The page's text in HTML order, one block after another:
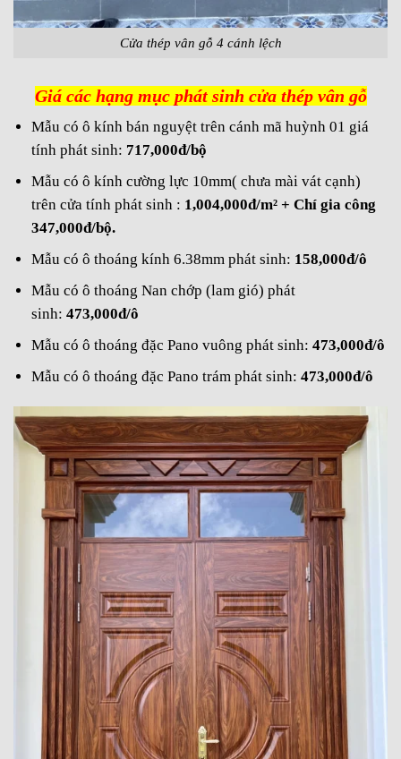
Cửa thép vân gỗ 4 cánh lệch
Giá các hạng mục phát sinh cửa thép vân gỗ
Mẫu có ô kính bán nguyệt trên cánh mã huỳnh 01 giá
tính phát sinh: 717,000đ/bộ
Mẫu có ô kính cường lực 10mm( chưa mài vát cạnh)
trên cửa tính phát sinh : 1,004,000đ/m² + Chí gia công
347,000đ/bộ.
Mẫu có ô thoáng kính 6.38mm phát sinh: 158,000đ/ô
Mẫu có ô thoáng Nan chớp (lam gió) phát
sinh: 473,000đ/ô
Mẫu có ô thoáng đặc Pano vuông phát sinh: 473,000đ/ô
Mẫu có ô thoáng đặc Pano trám phát sinh: 473,000đ/ô